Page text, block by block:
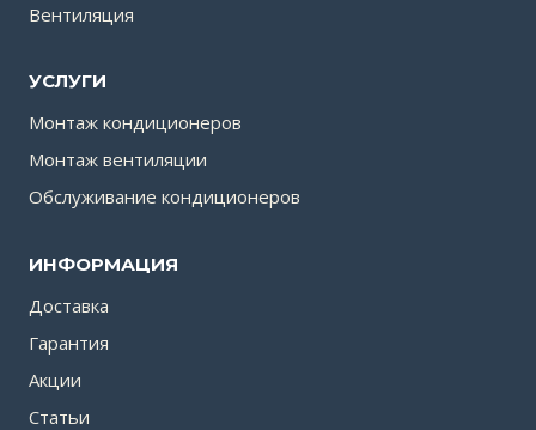
Вентиляция
УСЛУГИ
Монтаж кондиционеров
Монтаж вентиляции
Обслуживание кондиционеров
ИНФОРМАЦИЯ
Доставка
Гарантия
Акции
Статьи